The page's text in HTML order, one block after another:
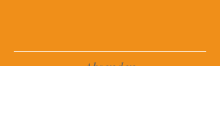
Absenden